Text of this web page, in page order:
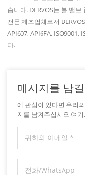
습니다. DERVOS는 볼 밸
전문 제조업체로서
API607, API6FA, ISO9001,
다.
메시지를 남길
에 관심이 있다면 우리
지를 남겨주십시오 여